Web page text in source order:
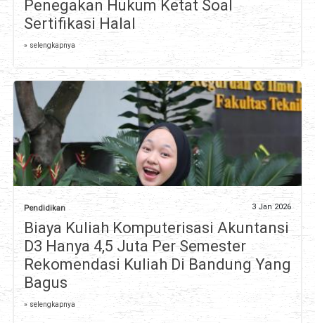
Penegakan Hukum Ketat Soal
Sertifikasi Halal
» selengkapnya
Pendidikan 3 Jan 2026
Biaya Kuliah Komputerisasi Akuntansi
D3 Hanya 4,5 Juta Per Semester
Rekomendasi Kuliah Di Bandung Yang
Bagus
» selengkapnya